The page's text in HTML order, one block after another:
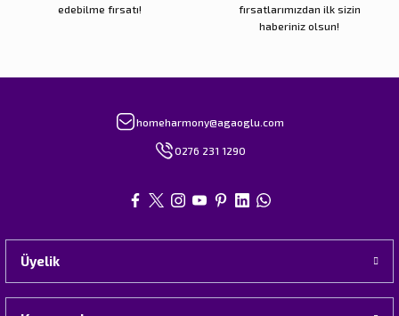
edebilme fırsatı!
fırsatlarımızdan ilk sizin
haberiniz olsun!
homeharmony@agaoglu.com
0276 231 1290
Üyelik